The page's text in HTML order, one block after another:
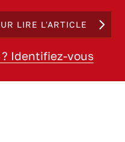
LIRE L'ARTICLE
? Identifiez-vous